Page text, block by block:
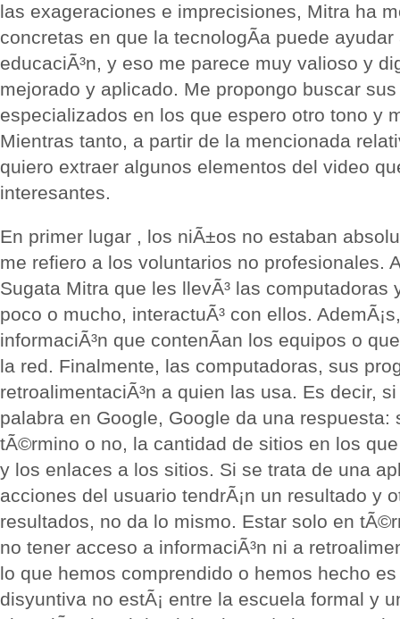
las exageraciones e imprecisiones, Mitra ha
concretas en que la tecnologÃ­a puede ayudar
educaciÃ³n, y eso me parece muy valioso y
mejorado y aplicado. Me propongo buscar
especializados en los que espero otro tono y
Mientras tanto, a partir de la mencionada
quiero extraer algunos elementos del video
interesantes.
En primer lugar , los niÃ±os no estaban
me refiero a los voluntarios no profesionales.
Sugata Mitra que les llevÃ³ las computadoras
poco o mucho, interactuÃ³ con ellos.
informaciÃ³n que contenÃ­an los equipos o
la red. Finalmente, las computadoras, sus
retroalimentaciÃ³n a quien las usa. Es decir,
palabra en Google, Google da una respuesta:
tÃ©rmino o no, la cantidad de sitios en los
y los enlaces a los sitios. Si se trata de una
acciones del usuario tendrÃ¡n un resultado y
resultados, no da lo mismo. Estar solo en
no tener acceso a informaciÃ³n ni a
lo que hemos comprendido o hemos hecho
disyuntiva no estÃ¡ entre la escuela formal y